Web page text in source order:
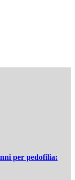
per pedofilia: